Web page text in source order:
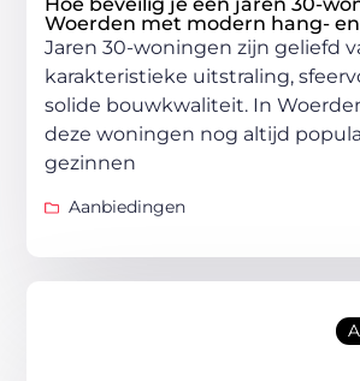
Woerden met modern hang-
Jaren 30-woningen zijn geliefd
karakteristieke uitstraling,
solide bouwkwaliteit. In
deze woningen nog altijd
gezinnen
Aanbiedingen